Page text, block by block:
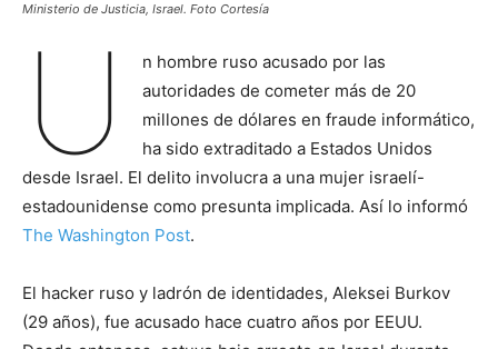
Ministerio de Justicia, Israel. Foto Cortesía
U
n hombre ruso acusado por las
autoridades de cometer más de 20
millones de dólares en fraude informático,
ha sido extraditado a Estados Unidos
desde Israel. El delito involucra a una mujer israelí-
estadounidense como presunta implicada. Así lo informó
The Washington Post.
El hacker ruso y ladrón de identidades, Aleksei Burkov
(29 años), fue acusado hace cuatro años por EEUU.